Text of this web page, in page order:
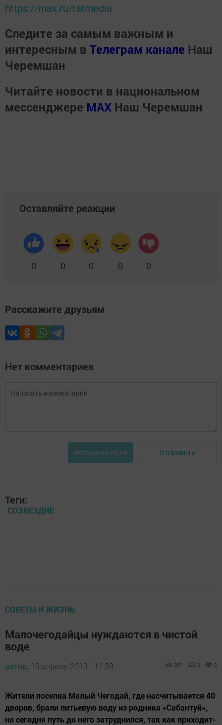
https://max.ru/tatmedia
Следите за самым важным и
интересным в Телеграм канале Наш
Черемшан
Читайте новости в национальном
мессенджере MАХ Наш Черемшан
Оставляйте реакции
0 0 0 0 0
Расскажите друзьям
Нет комментариев
Авторизоваться Отправить
Теги:
СОЗВЕЗДИЕ
СОВЕТЫ И ЖИЗНЬ
Малочегодайцы нуждаются в чистой
воде
автор, 19 апреля 2013 - 11:39 851 0 0
Жи­те­ли по­сел­ка Ма­лый Че­го­дай, где нас­чи­ты­ва­ет­ся 40
дво­ров, бра­ли пить­е­вую во­ду из род­ни­ка «Са­бан­туй»,
но се­год­ня путь до не­го зат­руд­нил­ся, так как при­хо­дит­